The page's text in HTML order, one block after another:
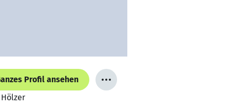
Profil ansehen